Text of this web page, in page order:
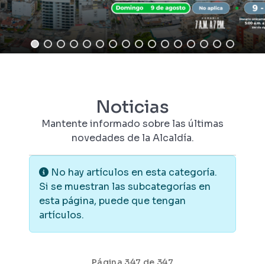
Noticias
Mantente informado sobre las últimas
novedades de la Alcaldía.
Información
No hay artículos en esta categoría.
Si se muestran las subcategorías en
esta página, puede que tengan
artículos.